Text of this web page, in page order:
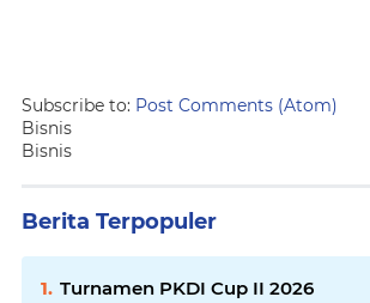
Subscribe to: Post Comments (Atom)
Bisnis
Bisnis
Berita Terpopuler
Turnamen PKDI Cup II 2026